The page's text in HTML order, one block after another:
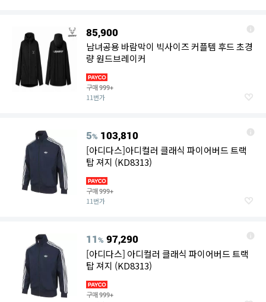
85,900
남녀공용 바람막이 빅사이즈 커플템 후드 초경
량 원드브레이커
구매999+
11번가
5% 103,810
[아디다스]아디컬러 클래식 파이어버드 트랙
탑 져지 (KD8313)
구매999+
11번가
11% 97,290
[아디다스] 아디컬러 클래식 파이어버드 트랙
탑 져지 (KD8313)
구매999+